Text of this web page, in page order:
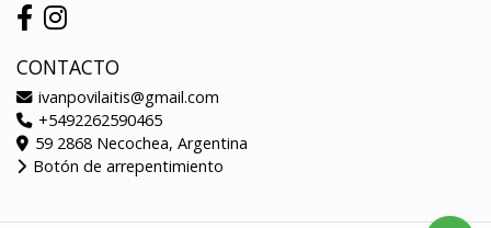
CONTACTO
ivanpovilaitis@gmail.com
+5492262590465
59 2868 Necochea, Argentina
Botón de arrepentimiento